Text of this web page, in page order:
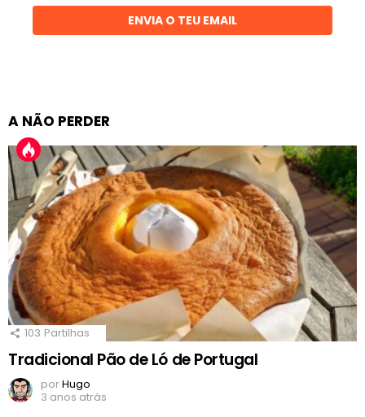
ENVIA O TEU EMAIL
A NÃO PERDER
103 Partilhas
Tradicional Pão de Ló de Portugal
porHugo
3 anos atrás